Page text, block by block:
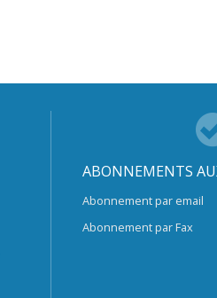
ABONNEMENTS
Abonnement par email
Abonnement par Fax